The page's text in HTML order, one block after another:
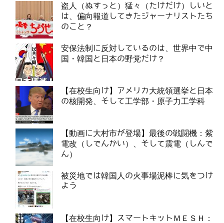
盗人（ぬすっと）猛々（たけだけ）しいと
は、偏向報道してきたジャーナリストたち
のこと？
安保法制に反対しているのは、世界中で中
国・韓国と日本の野党だけ？
【在校生向け】アメリカ大統領選挙と日本
の核開発、そして工学部・原子力工学科
【動画に大村市が登場】最後の戦闘機：紫
電改（しでんかい）、そして震電（しんで
ん）
被災地では韓国人の火事場泥棒に気をつけ
よう
【在校生向け】スマートキットＭＥＳＨ：